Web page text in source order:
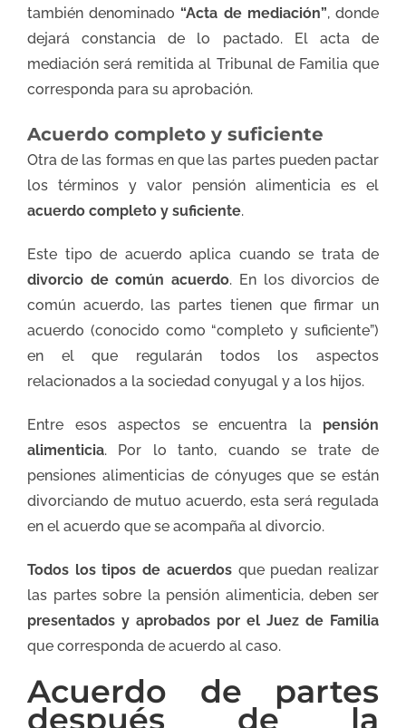
también denominado “Acta de mediación”, donde
dejará constancia de lo pactado. El acta de
mediación será remitida al Tribunal de Familia que
corresponda para su aprobación.
Acuerdo completo y suficiente
Otra de las formas en que las partes pueden pactar
los términos y valor pensión alimenticia es el
acuerdo completo y suficiente.
Este tipo de acuerdo aplica cuando se trata de
divorcio de común acuerdo. En los divorcios de
común acuerdo, las partes tienen que firmar un
acuerdo (conocido como “completo y suficiente”)
en el que regularán todos los aspectos
relacionados a la sociedad conyugal y a los hijos.
Entre esos aspectos se encuentra la pensión
alimenticia. Por lo tanto, cuando se trate de
pensiones alimenticias de cónyuges que se están
divorciando de mutuo acuerdo, esta será regulada
en el acuerdo que se acompaña al divorcio.
Todos los tipos de acuerdos que puedan realizar
las partes sobre la pensión alimenticia, deben ser
presentados y aprobados por el Juez de Familia
que corresponda de acuerdo al caso.
Acuerdo de partes
después de la